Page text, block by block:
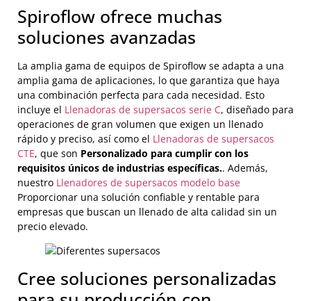
Spiroflow ofrece muchas
soluciones avanzadas
La amplia gama de equipos de Spiroflow se adapta a una
amplia gama de aplicaciones, lo que garantiza que haya
una combinación perfecta para cada necesidad. Esto
incluye el Llenadoras de supersacos serie C, diseñado para
operaciones de gran volumen que exigen un llenado
rápido y preciso, así como el Llenadoras de supersacos
CTE, que son Personalizado para cumplir con los
requisitos únicos de industrias específicas.. Además,
nuestro Llenadores de supersacos modelo base
Proporcionar una solución confiable y rentable para
empresas que buscan un llenado de alta calidad sin un
precio elevado.
Cree soluciones personalizadas